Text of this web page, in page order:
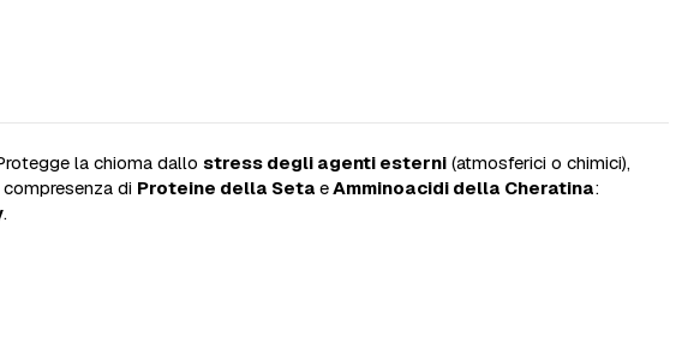
la chioma dallostress degli agenti esterni (atmosferici o chimici),
di Proteine della SetaeAmminoacidi della Cheratina:
.